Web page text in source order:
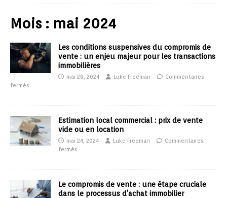
Mois : mai 2024
Les conditions suspensives du compromis de
vente : un enjeu majeur pour les transactions
immobilières
mai 28, 2024 Luke Freeman
Commentaires
fermés
Estimation local commercial : prix de vente
vide ou en location
mai 24, 2024 Luke Freeman
Commentaires
fermés
Le compromis de vente : une étape cruciale
dans le processus d’achat immobilier